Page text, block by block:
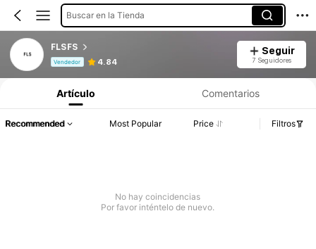
Buscar en la Tienda
FLSFS
Vendedor 4.84
Seguir
7 Seguidores
Artículo Comentarios
Recommended Most Popular Price Filtros
No hay coincidencias
Por favor inténtelo de nuevo.